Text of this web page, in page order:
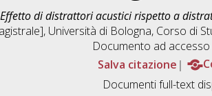
Effetto di distrattori acustici rispetto a
Università di Bologna, Corso di
Documento ad
Salva citazione
Documenti full-text